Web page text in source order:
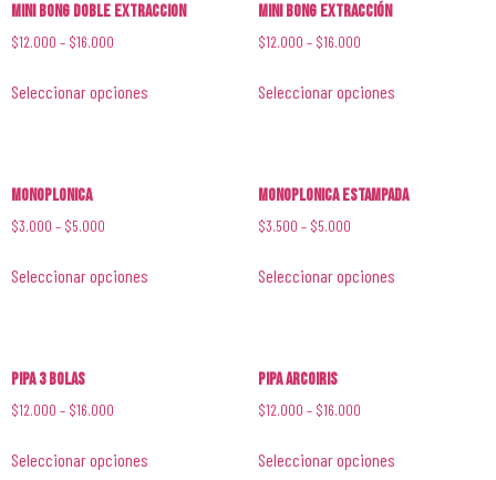
Mini Bong Doble Extraccion
$12.000 – $16.000
Seleccionar opciones
Mini Bong Extracción
$12.000 – $16.000
Seleccionar opciones
Monoplonica
$3.000 – $5.000
Seleccionar opciones
Monoplonica Estampada
$3.500 – $5.000
Seleccionar opciones
Pipa 3 Bolas
$12.000 – $16.000
Seleccionar opciones
Pipa Arcoiris
$12.000 – $16.000
Seleccionar opciones